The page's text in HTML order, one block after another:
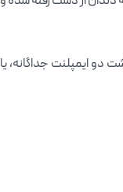
دو ایمپلنت جداگانه، یا